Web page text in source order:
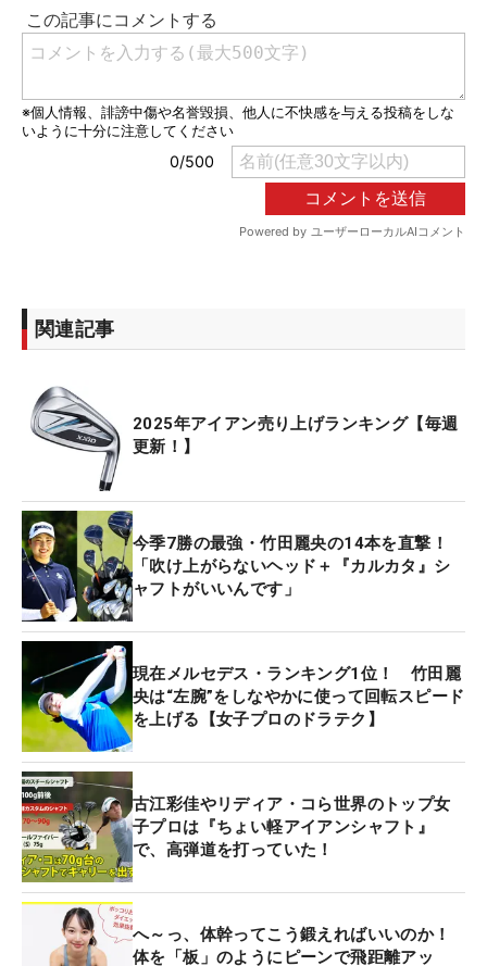
関連記事
2025年アイアン売り上げランキング【毎週
更新！】
今季7勝の最強・竹田麗央の14本を直撃！
「吹け上がらないヘッド＋『カルカタ』シ
ャフトがいいんです」
現在メルセデス・ランキング1位！ 竹田麗
央は“左腕”をしなやかに使って回転スピード
を上げる【女子プロのドラテク】
古江彩佳やリディア・コら世界のトップ女
子プロは『ちょい軽アイアンシャフト』
で、高弾道を打っていた！
へ～っ、体幹ってこう鍛えればいいのか！
体を「板」のようにピーンで飛距離アッ